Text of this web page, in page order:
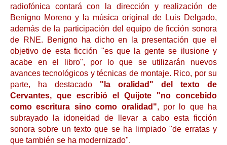
radiofónica contará con la dirección y realización de
Benigno Moreno y la música original de Luis Delgado,
además de la participación del equipo de ficción sonora
de RNE. Benigno ha dicho en la presentación que el
objetivo de esta ficción "es que la gente se ilusione y
acabe en el libro", por lo que se utilizarán nuevos
avances tecnológicos y técnicas de montaje. Rico, por su
parte, ha destacado "la oralidad" del texto de
Cervantes, que escribió el Quijote "no concebido
como escritura sino como oralidad", por lo que ha
subrayado la idoneidad de llevar a cabo esta ficción
sonora sobre un texto que se ha limpiado "de erratas y
que también se ha modernizado".